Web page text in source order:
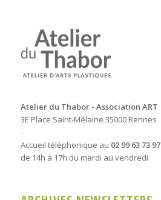
Atelier du Thabor - Association ART
3E Place Saint-Mélaine 35000 Rennes
-
Accueil téléphonique au 02 99 63 73 97
de 14h à 17h du mardi au vendredi